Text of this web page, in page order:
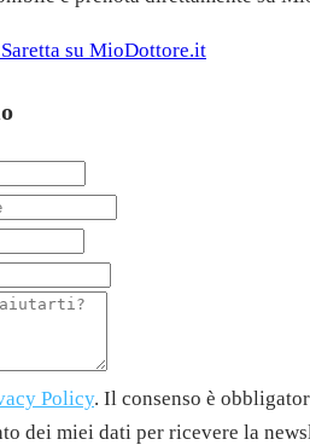
su MioDottore.it
Policy. Il consenso è
dei miei dati per ricevere la